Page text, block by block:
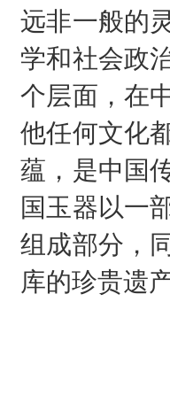
远非一般的
学和社会政
个层面，在
他任何文化
蕴，是中国
国玉器以一
组成部分，
库的珍贵遗产